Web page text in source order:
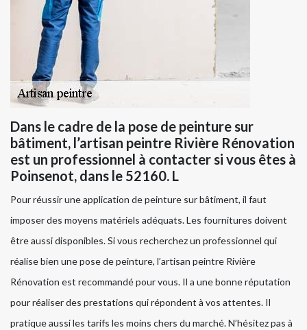
Dans le cadre de la pose de peinture sur
bâtiment, l’artisan peintre Rivière Rénovation
est un professionnel à contacter si vous êtes à
Poinsenot, dans le 52160. L
Pour réussir une application de peinture sur bâtiment, il faut
imposer des moyens matériels adéquats. Les fournitures doivent
être aussi disponibles. Si vous recherchez un professionnel qui
réalise bien une pose de peinture, l’artisan peintre Rivière
Rénovation est recommandé pour vous. Il a une bonne réputation
pour réaliser des prestations qui répondent à vos attentes. Il
pratique aussi les tarifs les moins chers du marché. N’hésitez pas à